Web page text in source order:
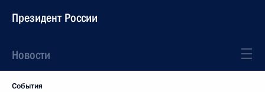
Президент России
Новости
События